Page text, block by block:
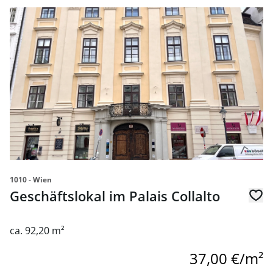
Link zur Seite Geschäftslokal im Palais Collalto
1010 - Wien
Geschäftslokal im Palais Collalto
ca. 92,20 m²
37,00 €/m²